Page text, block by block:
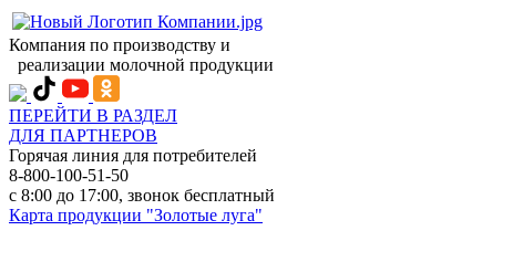
Компания по производству и
реализации молочной продукции
ПЕРЕЙТИ В РАЗДЕЛ
ДЛЯ ПАРТНЕРОВ
Горячая линия для потребителей
8-800-100-51-50
с 8:00 до 17:00, звонок бесплатный
Карта продукции "Золотые луга"